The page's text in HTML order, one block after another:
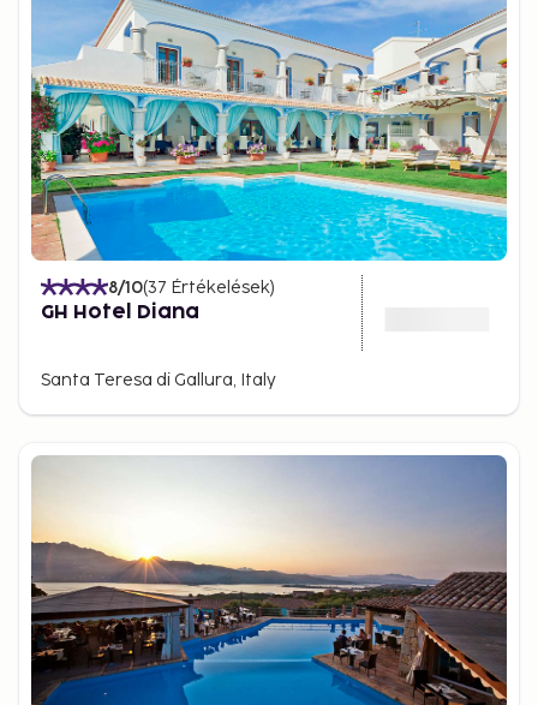
8/10(37 Értékelések)
GH Hotel Diana
Santa Teresa di Gallura, Italy